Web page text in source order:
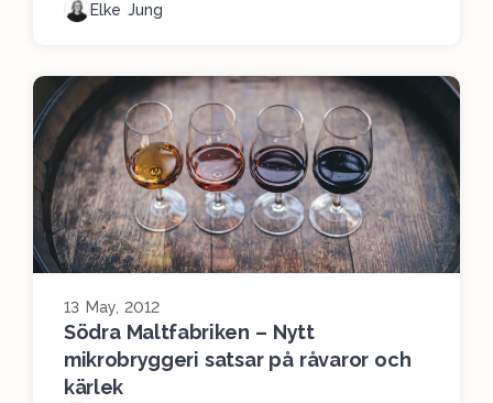
Elke Jung
13 May, 2012
Södra Maltfabriken – Nytt
mikrobryggeri satsar på råvaror och
kärlek